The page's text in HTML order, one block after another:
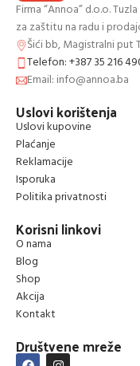
Firma “Annoa” d.o.o.
za zaštitu na radu i
Šići bb, Magistralni put
Telefon: +387 35 216
Email: info@annoa.ba
Uslovi korištenja
Uslovi kupovine
Plaćanje
Reklamacije
Isporuka
Politika privatnosti
Korisni linkovi
O nama
Blog
Shop
Akcija
Kontakt
Društvene mreže